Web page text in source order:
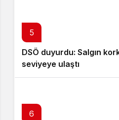
5
DSÖ duyurdu: Salgın
seviyeye ulaştı
6